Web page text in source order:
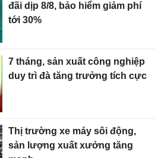
đãi dịp 8/8, bảo hiểm giảm phí
tới 30%
7 tháng, sản xuất công nghiệp
duy trì đà tăng trưởng tích cực
Thị trường xe máy sôi động,
sản lượng xuất xưởng tăng